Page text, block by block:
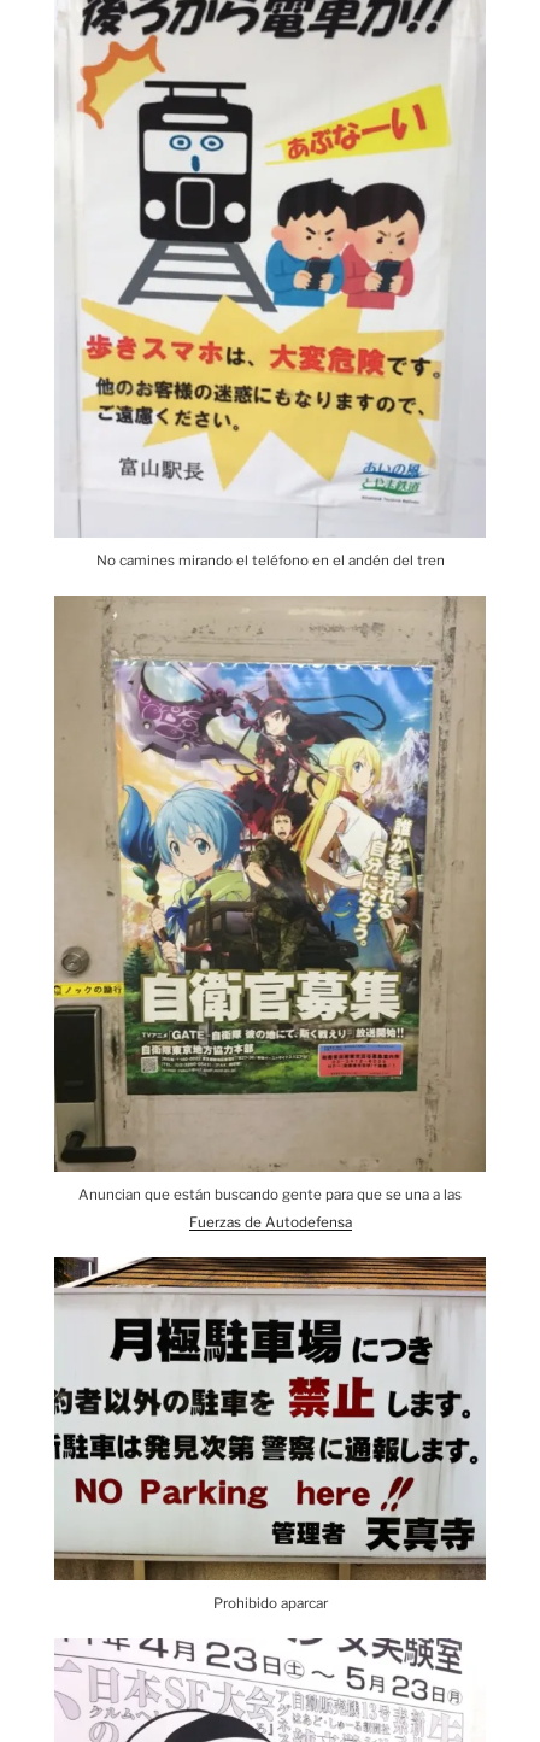
No camines mirando el teléfono en el andén del tren
Anuncian que están buscando gente para que se una a las
Fuerzas de Autodefensa
Prohibido aparcar